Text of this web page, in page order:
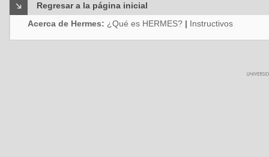
Regresar a la página inicial
Acerca de Hermes: ¿Qué es HERMES? | Instructivos